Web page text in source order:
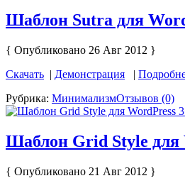
Шаблон Sutra для
{ Опубликовано 26 Авг 2012 }
Скачать | Демонстрация |
Рубрика: МинимализмОтзывов (0)
Шаблон Grid Style для
{ Опубликовано 21 Авг 2012 }